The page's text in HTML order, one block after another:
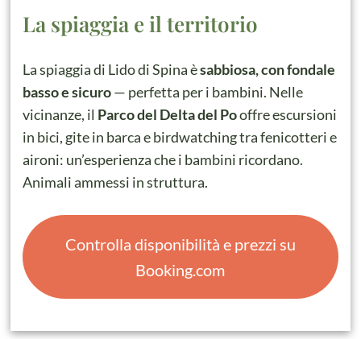
La spiaggia e il territorio
La spiaggia di Lido di Spina èsabbiosa, con fondale
basso e sicuro— perfetta per i bambini. Nelle
vicinanze, il Parco del Delta del Pooffre escursioni
in bici, gite in barca e birdwatching tra fenicotteri e
aironi: un’esperienza che i bambini ricordano.
Animali ammessi in struttura.
Controlla disponibilità e prezzi su
Booking.com